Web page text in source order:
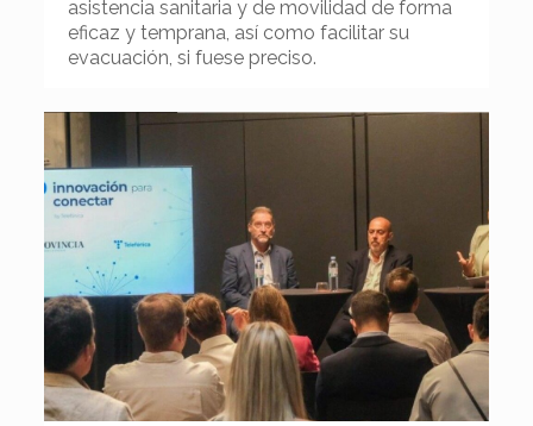
asistencia sanitaria y de movilidad de forma
eficaz y temprana, así como facilitar su
evacuación, si fuese preciso.